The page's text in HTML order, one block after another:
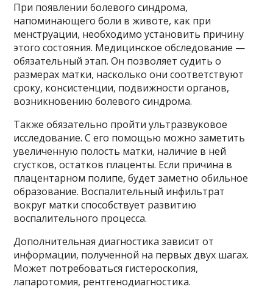
При появлении болевого синдрома,
напоминающего боли в животе, как при
менструации, необходимо установить причину
этого состояния. Медицинское обследование —
обязательный этап. Он позволяет судить о
размерах матки, насколько они соответствуют
сроку, консистенции, подвижности органов,
возникновению болевого синдрома.
Также обязательно пройти ультразвуковое
исследование. С его помощью можно заметить
увеличенную полость матки, наличие в ней
сгустков, остатков плаценты. Если причина в
плацентарном полипе, будет заметно обильное
образование. Воспалительный инфильтрат
вокруг матки способствует развитию
воспалительного процесса.
Дополнительная диагностика зависит от
информации, полученной на первых двух шагах.
Может потребоваться гистероскопия,
лапаротомия, рентгенодиагностика.